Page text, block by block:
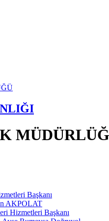
Başkanı
AKPOLAT
Hizmetleri Başkanı